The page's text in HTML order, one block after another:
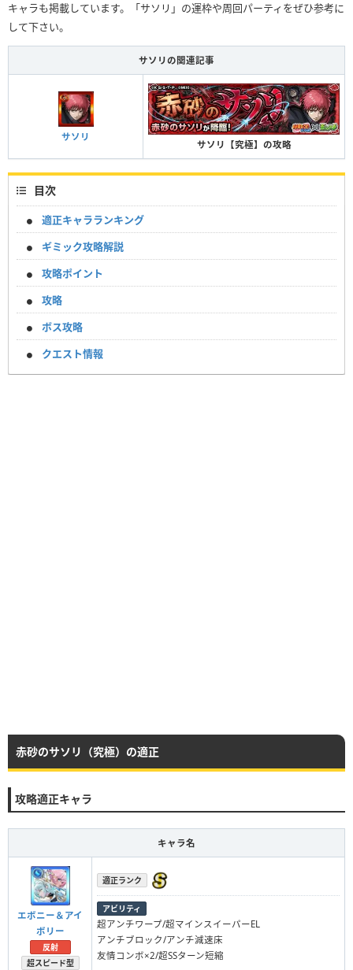
キャラも掲載しています。「サソリ」の運枠や周回パーティをぜひ参考に
して下さい。
サソリの関連記事
サソリ
サソリ【究極】の攻略
目次
適正キャラランキング
ギミック攻略解説
攻略ポイント
攻略
ボス攻略
クエスト情報
赤砂のサソリ（究極）の適正
攻略適正キャラ
キャラ名
エボニー＆アイ
ボリー
反射
超スピード型
適正ランク
アビリティ
超アンチワープ/超マインスイーパーEL
アンチブロック/アンチ減速床
友情コンボ×2/超SSターン短縮